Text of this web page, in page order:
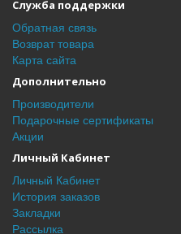
Служба поддержки
Обратная связь
Возврат товара
Карта сайта
Дополнительно
Производители
Подарочные сертификаты
Акции
Личный Кабинет
Личный Кабинет
История заказов
Закладки
Рассылка